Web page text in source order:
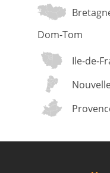
Dom-Tom
Ile-de-